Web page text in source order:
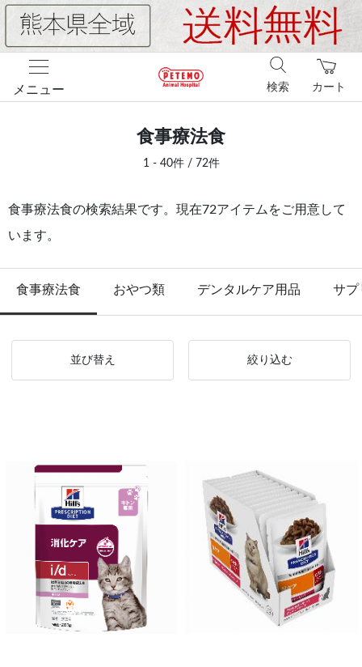
メニュー カート
検索
食事療法食
1 - 40件 / 72件
食事療法食の検索結果です。現在72アイテムをご用意して
います。
食事療法食 おやつ類 デンタルケア用品 サプ
並び替え 絞り込む